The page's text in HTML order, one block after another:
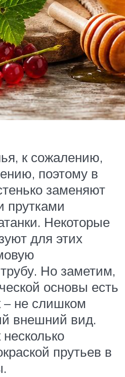
к сожалению,
поэтому в
заменяют
прутками
Некоторые
для этих
Но заметим,
основы есть
– не слишком
внешний вид.
прутьев в